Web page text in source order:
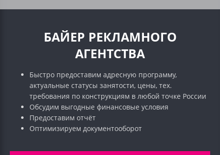
БАЙЕР РЕКЛАМНОГО
АГЕНТСТВА
Быстро предоставим адресную программу,
актуальные статусы занятости, цены, тех.
требования по конструкциям в любой точке России
Обсудим выгодные финансовые условия
Предоставим отчёт
Оптимизируем документооборот